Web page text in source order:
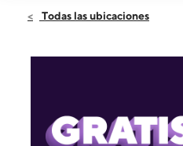
Domingo:11:00 a. m. a 5:00 p. m.
4344 S Hampton Rd Ste 200
Todas las ubicaciones